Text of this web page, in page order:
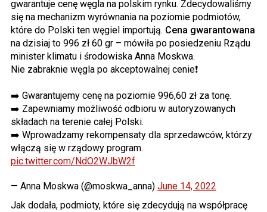
gwarantuje cenę węgla na polskim rynku. Zdecydowaliśmy
się na mechanizm wyrównania na poziomie podmiotów,
które do Polski ten węgiel importują. Cena gwarantowana
na dzisiaj to 996 zł 60 gr – mówiła po posiedzeniu Rządu
minister klimatu i środowiska Anna Moskwa.
Nie zabraknie węgla po akceptowalnej cenie❗
➡️ Gwarantujemy cenę na poziomie 996,60 zł za tonę.
➡️ Zapewniamy możliwość odbioru w autoryzowanych
składach na terenie całej Polski.
➡️ Wprowadzamy rekompensaty dla sprzedawców, którzy
włączą się w rządowy program.
pic.twitter.com/NdO2WJbW2f
— Anna Moskwa (@moskwa_anna) June 14, 2022
Jak dodała, podmioty, które się zdecydują na współpracę